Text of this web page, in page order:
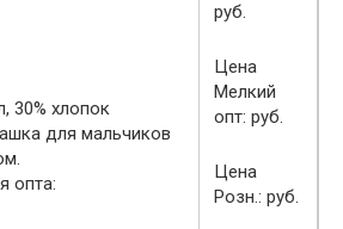
30% хлопок
для мальчиков
опта:
руб.
Цена
Мелкий
опт: руб.
Цена
Розн.: руб.